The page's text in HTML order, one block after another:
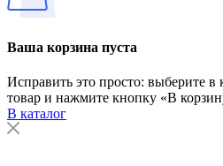
Ваша корзина пуста
Исправить это просто: выберите в
товар и нажмите кнопку «В
В каталог